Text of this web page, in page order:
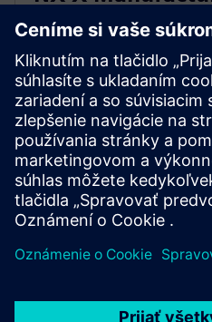
Based Licensing
Doplnky NX X
prostredníctvom nášho
Licensing hodnote,
nákladovo efektívny
výrobné možnosti.